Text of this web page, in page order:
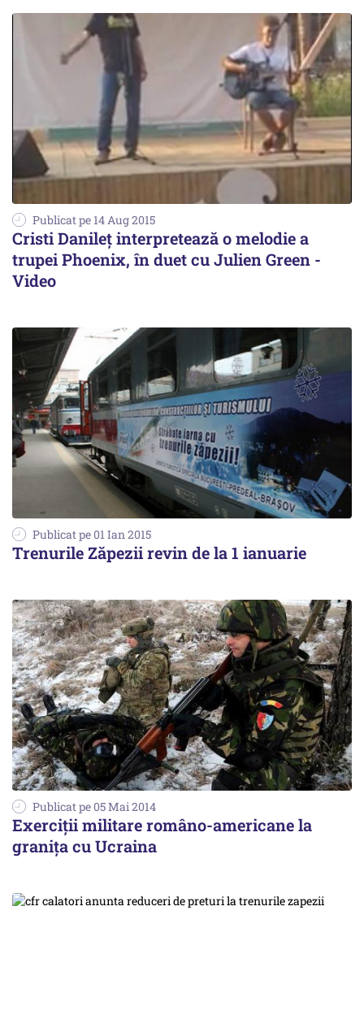
Publicat pe 14 Aug 2015
Cristi Danileț interpretează o melodie a
trupei Phoenix, în duet cu Julien Green -
Video
Publicat pe 01 Ian 2015
Trenurile Zăpezii revin de la 1 ianuarie
Publicat pe 05 Mai 2014
Exerciții militare româno-americane la
granița cu Ucraina